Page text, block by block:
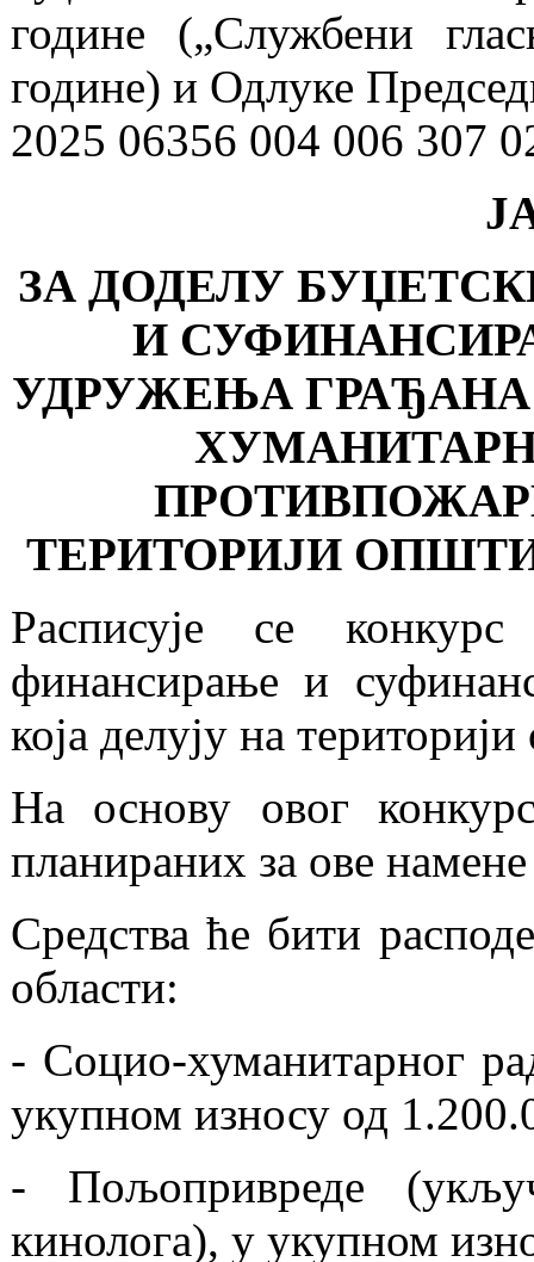
године („Службени
године) и Одлуке
2025 06356 004 006 307
ЗА ДОДЕЛУ
И
УДРУЖЕЊА
ТЕРИТОРИЈИ
Расписује се
финансирање и
која делују на
На основу овог
планираних за ове
Средства ће бити
области:
- Социо-хуманитарног
укупном износу од
- Пољопривреде
кинолога), у укупном